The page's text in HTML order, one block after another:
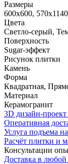
Размеры
600x600, 570x1140
Цвета
Светло-серый,
Поверхность
Sugar-эффект
Рисунок плитки
Камень
Форма
Квадратная,
Материал
Керамогранит
3D дизайн-
Оперативная
Услуга подъема
Расчёт плитки и
Консультации
Доставка в